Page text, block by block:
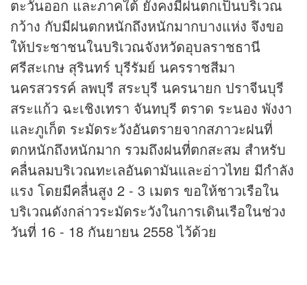
ตะวันออก และภาคใต้ ยังคงมีฝนตกเป็นบริเวณ
กว้าง กับมีฝนตกหนักถึงหนักมากบางแห่ง จึงขอ
ให้ประชาชนในบริเวณจังหวัดอุบลราชธานี
ศรีสะเกษ สุรินทร์ บุรีรัมย์ นครราชสีมา
นครสวรรค์ ลพบุรี สระบุรี นครนายก ปราจีนบุรี
สระแก้ว ฉะเชิงเทรา จันทบุรี ตราด ระนอง พังงา
และภูเก็ต ระมัดระวังอันตรายจากสภาวะฝนที่
ตกหนักถึงหนักมาก รวมถึงฝนที่ตกสะสม สำหรับ
คลื่นลมบริเวณทะเลอันดามันและอ่าวไทย มีกำลัง
แรง โดยมีคลื่นสูง 2 - 3 เมตร ขอให้ชาวเรือใน
บริเวณดังกล่าวระมัดระวังในการเดินเรือในช่วง
วันที่ 16 - 18 กันยายน 2558 ไว้ด้วย